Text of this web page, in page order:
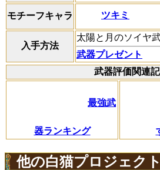
モチーフキャラ ツキミ
入手方法
太陽と月のソイヤ
武器プレゼント
武器評価関連
最強武
器ランキング
他の白猫プロジェク